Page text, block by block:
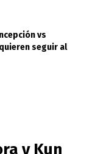
vs
seguir al
y Kun